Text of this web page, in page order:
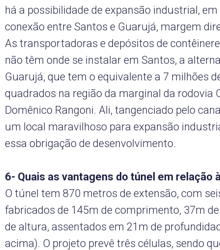
há a possibilidade de expansão industrial,
conexão entre Santos e Guarujá, margem
As transportadoras e depósitos de
não têm onde se instalar em Santos, a
Guarujá, que tem o equivalente a 7 milhões
quadrados na região da marginal da rodovia
Domênico Rangoni. Ali, tangenciado pelo
um local maravilhoso para expansão
essa obrigação de desenvolvimento.
6- Quais as vantagens do túnel em relação
O túnel tem 870 metros de extensão, com
fabricados de 145m de comprimento, 37m
de altura, assentados em 21m de
acima). O projeto prevê três células, sendo